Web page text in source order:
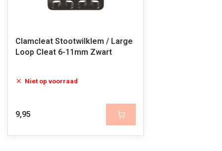
Clamcleat Stootwilklem / Large
Loop Cleat 6-11mm Zwart
Niet op voorraad
9,95